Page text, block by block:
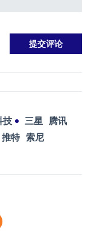
技 三星 腾讯
推特 索尼